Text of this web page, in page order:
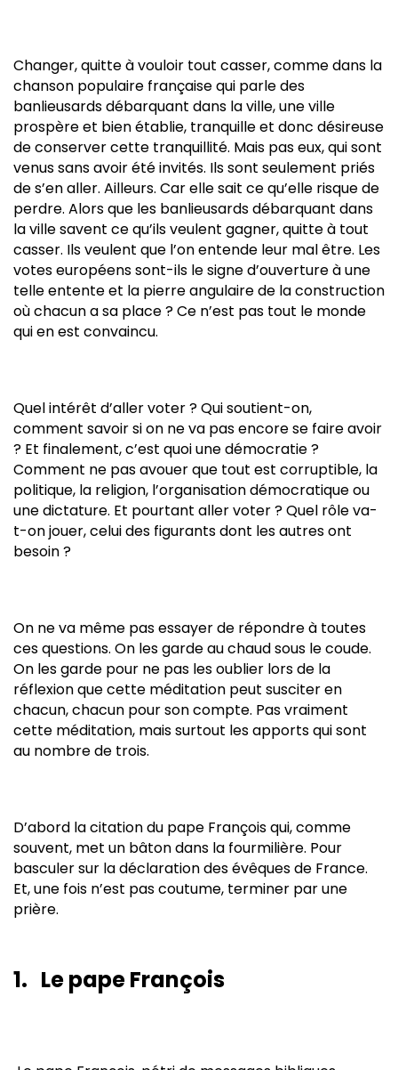
Changer, quitte à vouloir tout casser, comme dans la
chanson populaire française qui parle des
banlieusards débarquant dans la ville, une ville
prospère et bien établie, tranquille et donc désireuse
de conserver cette tranquillité. Mais pas eux, qui sont
venus sans avoir été invités. Ils sont seulement priés
de s’en aller. Ailleurs. Car elle sait ce qu’elle risque de
perdre. Alors que les banlieusards débarquant dans
la ville savent ce qu’ils veulent gagner, quitte à tout
casser. Ils veulent que l’on entende leur mal être. Les
votes européens sont-ils le signe d’ouverture à une
telle entente et la pierre angulaire de la construction
où chacun a sa place ? Ce n’est pas tout le monde
qui en est convaincu.
Quel intérêt d’aller voter ? Qui soutient-on,
comment savoir si on ne va pas encore se faire avoir
? Et finalement, c’est quoi une démocratie ?
Comment ne pas avouer que tout est corruptible, la
politique, la religion, l’organisation démocratique ou
une dictature. Et pourtant aller voter ? Quel rôle va-
t-on jouer, celui des figurants dont les autres ont
besoin ?
On ne va même pas essayer de répondre à toutes
ces questions. On les garde au chaud sous le coude.
On les garde pour ne pas les oublier lors de la
réflexion que cette méditation peut susciter en
chacun, chacun pour son compte. Pas vraiment
cette méditation, mais surtout les apports qui sont
au nombre de trois.
D’abord la citation du pape François qui, comme
souvent, met un bâton dans la fourmilière. Pour
basculer sur la déclaration des évêques de France.
Et, une fois n’est pas coutume, terminer par une
prière.
1. Le pape François